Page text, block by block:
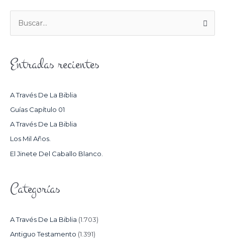
U
C
R
:
Entradas recientes
A Través De La Biblia
Guías Capítulo 01
A Través De La Biblia
Los Mil Años.
El Jinete Del Caballo Blanco.
Categorías
A Través De La Biblia (1.703)
Antiguo Testamento (1.391)